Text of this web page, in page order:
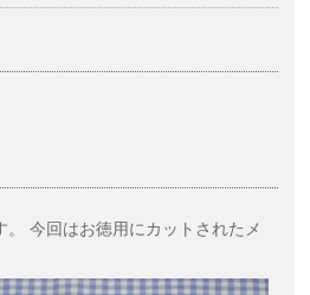
。 今回はお徳用にカットされたメ